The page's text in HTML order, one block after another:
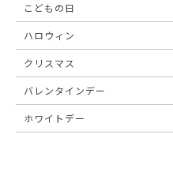
こどもの日
ハロウィン
クリスマス
バレンタインデー
ホワイトデー